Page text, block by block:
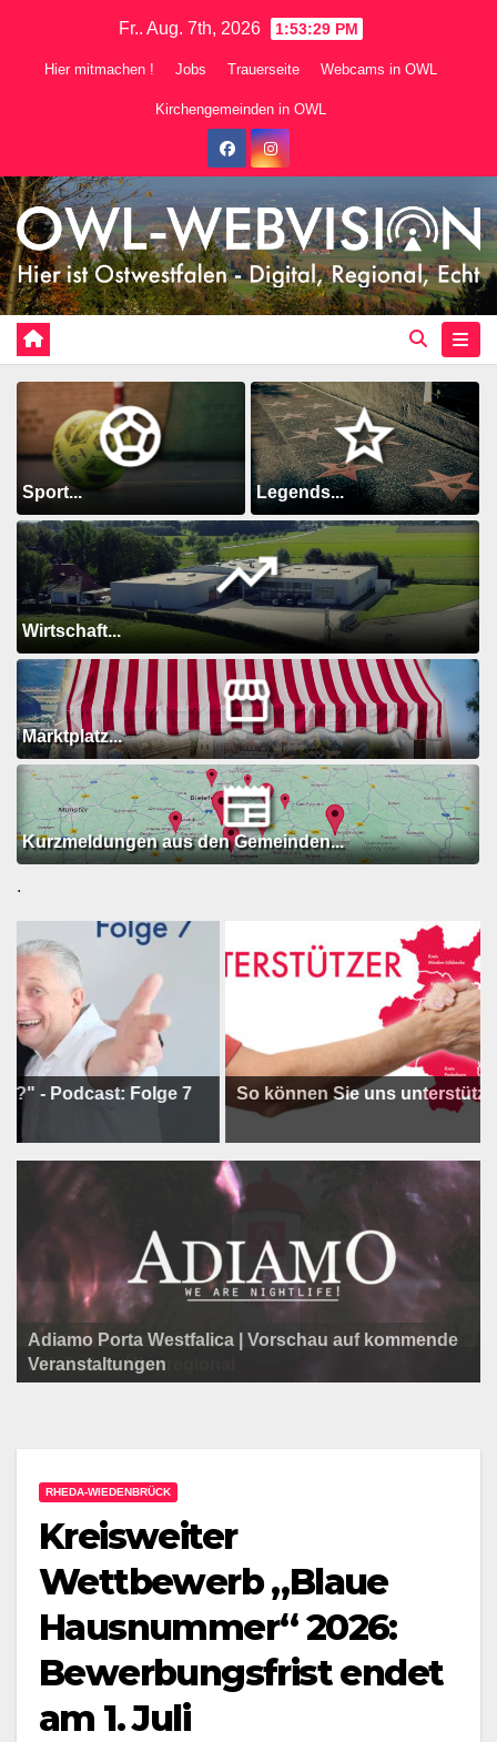
Fr.. Aug. 7th, 2026 1:53:30 PM
Hier mitmachen ! Jobs Trauerseite Webcams in OWL
Kirchengemeinden in OWL
Sport... Legends...
Wirtschaft...
Marktplatz...
Kurzmeldungen aus den Gemeinden...
.
Folge 7 So können Sie uns unterstützen !
Programm der Komödie am Klosterplatz.
Litfaßsäule Überregional
Adiamo Porta Westfalica | Vorschau auf kommende
Veranstaltungen
Litfaßsäule Überregional
Tanzfest Bielefeld - 19. Juli bis 1. August 2026
Litfaßsäule Überregional
RHEDA-WIEDENBRÜCK
Kreisweiter
Wettbewerb „Blaue
Hausnummer“ 2026:
Bewerbungsfrist endet
am 1. Juli